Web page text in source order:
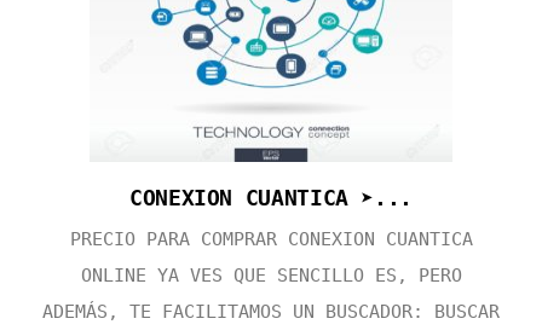
CONEXION CUANTICA ➤...
PRECIO PARA COMPRAR CONEXION CUANTICA
ONLINE YA VES QUE SENCILLO ES, PERO
ADEMÁS, TE FACILITAMOS UN BUSCADOR: BUSCAR